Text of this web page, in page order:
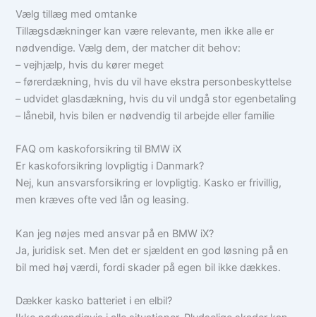
Vælg tillæg med omtanke
Tillægsdækninger kan være relevante, men ikke alle er
nødvendige. Vælg dem, der matcher dit behov:
– vejhjælp, hvis du kører meget
– førerdækning, hvis du vil have ekstra personbeskyttelse
– udvidet glasdækning, hvis du vil undgå stor egenbetaling
– lånebil, hvis bilen er nødvendig til arbejde eller familie
FAQ om kaskoforsikring til BMW iX
Er kaskoforsikring lovpligtig i Danmark?
Nej, kun ansvarsforsikring er lovpligtig. Kasko er frivillig,
men kræves ofte ved lån og leasing.
Kan jeg nøjes med ansvar på en BMW iX?
Ja, juridisk set. Men det er sjældent en god løsning på en
bil med høj værdi, fordi skader på egen bil ikke dækkes.
Dækker kasko batteriet i en elbil?